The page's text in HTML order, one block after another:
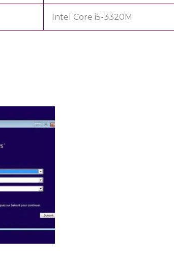
Intel Core i5-3320M